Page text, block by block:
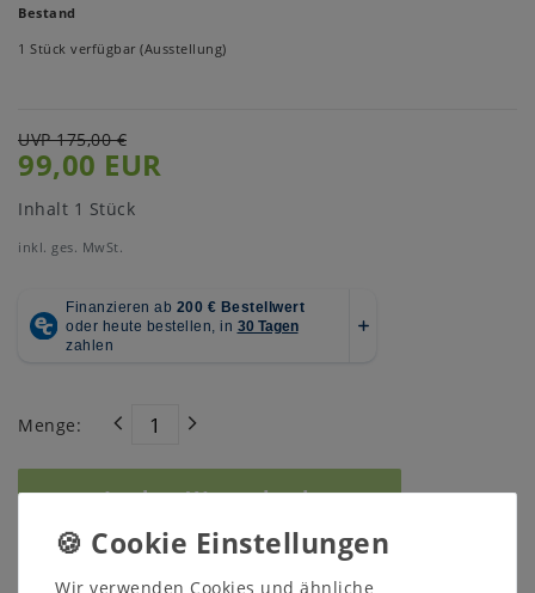
Bestand
1 Stück verfügbar (Ausstellung)
UVP 175,00 €
99,00 EUR
Inhalt 1 Stück
inkl. ges. MwSt.
Menge:
In den Warenkorb
Wir verwenden Cookies und ähnliche